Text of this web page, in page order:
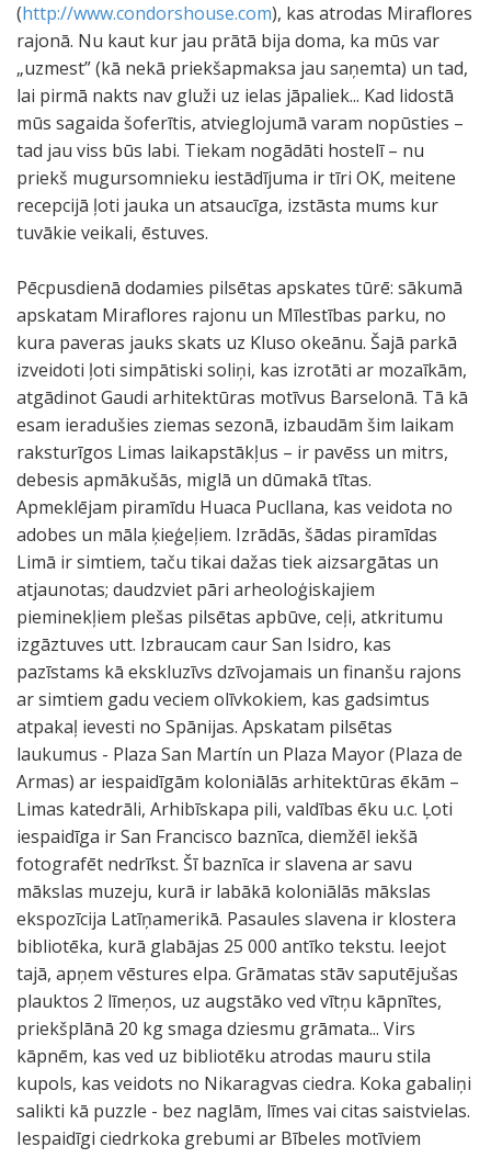
(http://www.condorshouse.com), kas atrodas Miraflores
rajonā. Nu kaut kur jau prātā bija doma, ka mūs var
„uzmest” (kā nekā priekšapmaksa jau saņemta) un tad,
lai pirmā nakts nav gluži uz ielas jāpaliek... Kad lidostā
mūs sagaida šoferītis, atvieglojumā varam nopūsties –
tad jau viss būs labi. Tiekam nogādāti hostelī – nu
priekš mugursomnieku iestādījuma ir tīri OK, meitene
recepcijā ļoti jauka un atsaucīga, izstāsta mums kur
tuvākie veikali, ēstuves.
Pēcpusdienā dodamies pilsētas apskates tūrē: sākumā
apskatam Miraflores rajonu un Mīlestības parku, no
kura paveras jauks skats uz Kluso okeānu. Šajā parkā
izveidoti ļoti simpātiski soliņi, kas izrotāti ar mozaīkām,
atgādinot Gaudi arhitektūras motīvus Barselonā. Tā kā
esam ieradušies ziemas sezonā, izbaudām šim laikam
raksturīgos Limas laikapstākļus – ir pavēss un mitrs,
debesis apmākušās, miglā un dūmakā tītas.
Apmeklējam piramīdu Huaca Pucllana, kas veidota no
adobes un māla ķieģeļiem. Izrādās, šādas piramīdas
Limā ir simtiem, taču tikai dažas tiek aizsargātas un
atjaunotas; daudzviet pāri arheoloģiskajiem
pieminekļiem plešas pilsētas apbūve, ceļi, atkritumu
izgāztuves utt. Izbraucam caur San Isidro, kas
pazīstams kā ekskluzīvs dzīvojamais un finanšu rajons
ar simtiem gadu veciem olīvkokiem, kas gadsimtus
atpakaļ ievesti no Spānijas. Apskatam pilsētas
laukumus - Plaza San Martín un Plaza Mayor (Plaza de
Armas) ar iespaidīgām koloniālās arhitektūras ēkām –
Limas katedrāli, Arhibīskapa pili, valdības ēku u.c. Ļoti
iespaidīga ir San Francisco baznīca, diemžēl iekšā
fotografēt nedrīkst. Šī baznīca ir slavena ar savu
mākslas muzeju, kurā ir labākā koloniālās mākslas
ekspozīcija Latīņamerikā. Pasaules slavena ir klostera
bibliotēka, kurā glabājas 25 000 antīko tekstu. Ieejot
tajā, apņem vēstures elpa. Grāmatas stāv saputējušas
plauktos 2 līmeņos, uz augstāko ved vītņu kāpnītes,
priekšplānā 20 kg smaga dziesmu grāmata... Virs
kāpnēm, kas ved uz bibliotēku atrodas mauru stila
kupols, kas veidots no Nikaragvas ciedra. Koka gabaliņi
salikti kā puzzle - bez naglām, līmes vai citas saistvielas.
Iespaidīgi ciedrkoka grebumi ar Bībeles motīviem